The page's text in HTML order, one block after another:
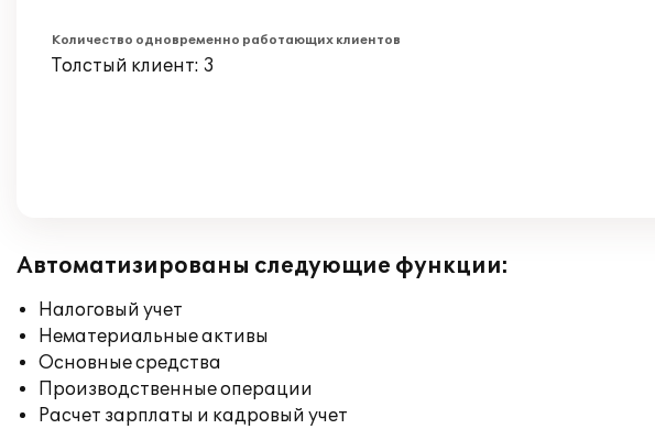
Количество одновременно работающих клиентов
Толстый клиент: 3
Автоматизированы следующие функции:
Налоговый учет
Нематериальные активы
Основные средства
Производственные операции
Расчет зарплаты и кадровый учет